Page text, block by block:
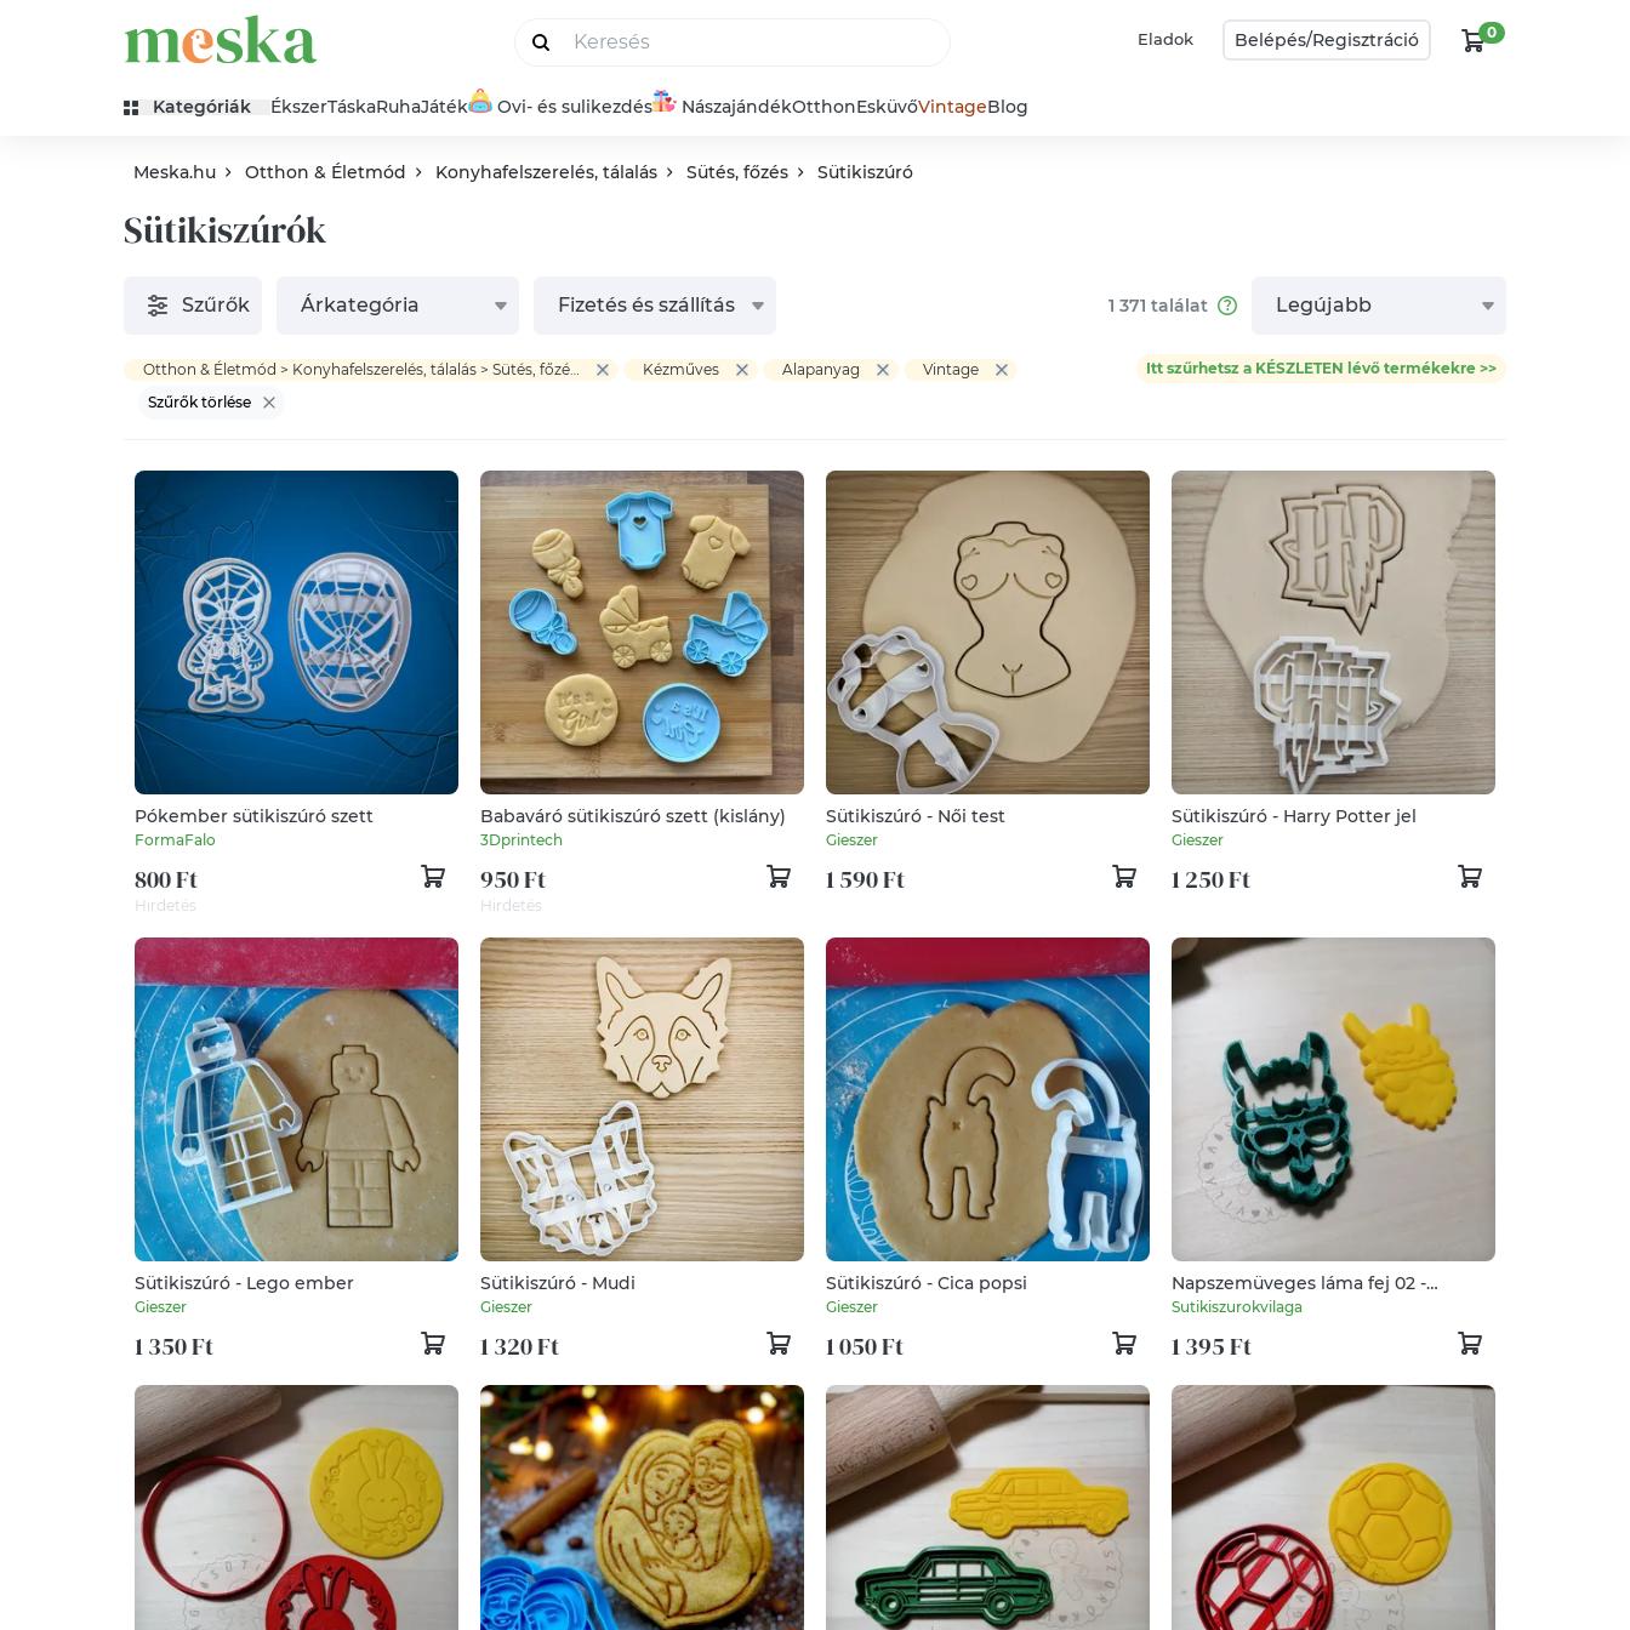
Eladok Belépés/Regisztráció 0
Kategóriák ÉkszerTáskaRuhaJáték Ovi- és sulikezdés NászajándékOtthonEsküvőVintageBlog
Meska.hu Otthon & Életmód Konyhafelszerelés, tálalás Sütés, főzés Sütikiszúró
Sütikiszúrók
Szűrők Árkategória Fizetés és szállítás 1 371 találat Legújabb
Otthon & Életmód > Konyhafelszerelés, tálalás > Sütés, főzés > Sütikiszúró Kézműves Alapanyag Vintage
Itt szűrhetsz a KÉSZLETEN lévő termékekre >>
Szűrők törlése
Pókember sütikiszúró szett
FormaFalo
800 Ft
Hirdetés
Babaváró sütikiszúró szett (kislány)
3Dprintech
950 Ft
Hirdetés
Sütikiszúró - Női test
Gieszer
1 590 Ft
Sütikiszúró - Harry Potter jel
Gieszer
1 250 Ft
Sütikiszúró - Lego ember
Gieszer
1 350 Ft
Sütikiszúró - Mudi
Gieszer
1 320 Ft
Sütikiszúró - Cica popsi
Gieszer
1 050 Ft
Napszemüveges láma fej 02 -
süteménykiszúró forma, sütipecsét.
Sütikiszúró. Linzer, mézeskalács,
keksz kiszúró
Sutikiszurokvilaga
1 395 Ft